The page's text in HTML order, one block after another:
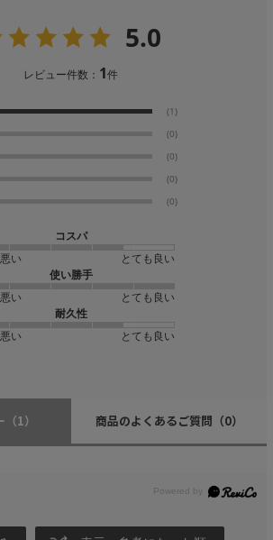
5.0
レビュー件数： 1件
(1)
(0)
(0)
(0)
(0)
コスパ
い
とても良い
使い勝手
い
とても良い
耐久性
い
とても良い
（1） 商品のよくあるご質問 （0）